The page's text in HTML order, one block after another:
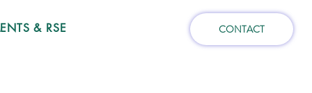
& RSE CONTACT